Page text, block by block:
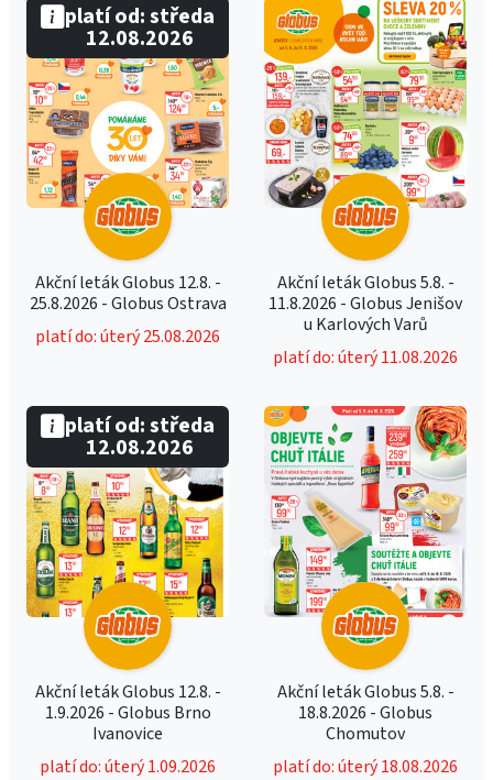
Akční leták Globus 12.8. -
25.8.2026 - Globus Ostrava
platí do: úterý 25.08.2026
platí od: středa
12.08.2026
Akční leták Globus 5.8. -
11.8.2026 - Globus Jenišov
u Karlových Varů
platí do: úterý 11.08.2026
Akční leták Globus 12.8. -
1.9.2026 - Globus Brno
Ivanovice
platí do: úterý 1.09.2026
platí od: středa
12.08.2026
Akční leták Globus 5.8. -
18.8.2026 - Globus
Chomutov
platí do: úterý 18.08.2026